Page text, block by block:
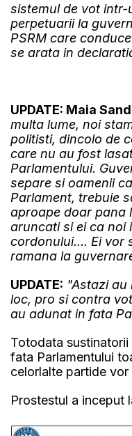
sistemul de vot
perpetuarii la
PSRM care
se arata in
UPDATE: Maia
multa lume, noi
politisti, dincolo de
care nu au fost
Parlamentului.
separe si oamenii
Parlament, trebuie
aproape doar pana
aruncati si ei ca noi
cordonului.... Ei vor
ramana la
UPDATE: "Astazi au
loc, pro si contra
au adunat in fata
Totodata
fata Parlamentului
celorlalte partide
Prostestul a inceput